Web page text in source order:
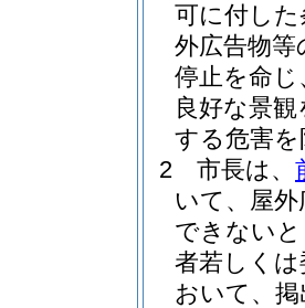
可に付し
外広告物
停止を命
良好な景
する危害
2
市長は、
いて、屋
できない
者若しく
おいて、